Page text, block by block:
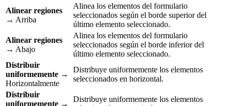
Alinear regiones
→ Arriba
Alinea los elementos del formulario
seleccionados según el borde superior del
último elemento seleccionado.
Alinear regiones
→ Abajo
Alinea los elementos del formulario
seleccionados según el borde inferior del
último elemento seleccionado.
Distribuir
uniformemente →
Horizontalmente
Distribuye uniformemente los elementos
seleccionados en horizontal.
Distribuir
uniformemente →
Distribuye uniformemente los elementos